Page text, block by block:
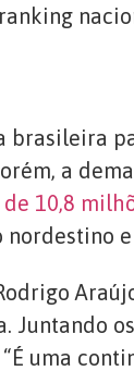
brasileira
a
10,8
nordestino
Juntando
uma